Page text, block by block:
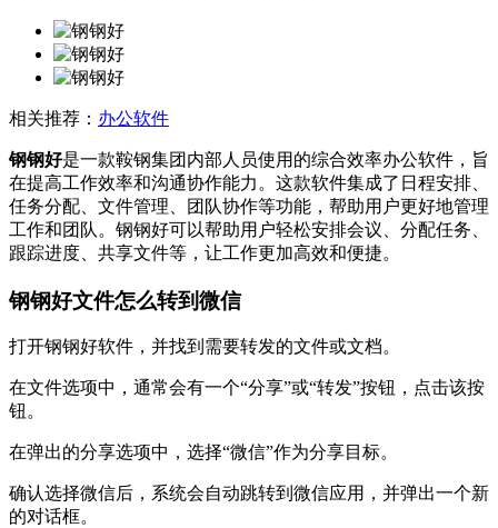
相关推荐： 办公软件
钢钢好是一款鞍钢集团内部人员使用的综合效率办公软件，旨
在提高工作效率和沟通协作能力。这款软件集成了日程安排、
任务分配、文件管理、团队协作等功能，帮助用户更好地管理
工作和团队。钢钢好可以帮助用户轻松安排会议、分配任务、
跟踪进度、共享文件等，让工作更加高效和便捷。
钢钢好文件怎么转到微信
打开钢钢好软件，并找到需要转发的文件或文档。
在文件选项中，通常会有一个“分享”或“转发”按钮，点击该按
钮。
在弹出的分享选项中，选择“微信”作为分享目标。
确认选择微信后，系统会自动跳转到微信应用，并弹出一个新
的对话框。